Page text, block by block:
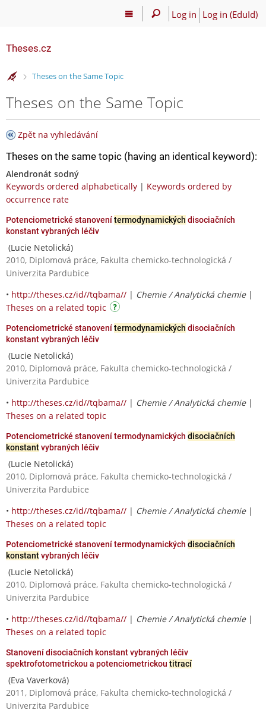
Log in Log in (EduId)
Theses.cz
>
Theses on the Same Topic
Theses on the Same Topic
Zpět na vyhledávání
Theses on the same topic (having an identical keyword):
Alendronát sodný
Keywords ordered alphabetically | Keywords ordered by
occurrence rate
Potenciometrické stanovenítermodynamických disociačních
konstant vybraných léčiv
(Lucie Netolická)
2010, Diplomová práce, Fakulta chemicko-technologická /
Univerzita Pardubice
• http://theses.cz/id//tqbama// | Chemie / Analytická chemie|
Theses on a related topic
Potenciometrické stanovenítermodynamických disociačních
konstant vybraných léčiv
(Lucie Netolická)
2010, Diplomová práce, Fakulta chemicko-technologická /
Univerzita Pardubice
• http://theses.cz/id//tqbama// | Chemie / Analytická chemie|
Theses on a related topic
Potenciometrické stanovení termodynamických disociačních
konstantvybraných léčiv
(Lucie Netolická)
2010, Diplomová práce, Fakulta chemicko-technologická /
Univerzita Pardubice
• http://theses.cz/id//tqbama// | Chemie / Analytická chemie|
Theses on a related topic
Potenciometrické stanovení termodynamických disociačních
konstantvybraných léčiv
(Lucie Netolická)
2010, Diplomová práce, Fakulta chemicko-technologická /
Univerzita Pardubice
• http://theses.cz/id//tqbama// | Chemie / Analytická chemie|
Theses on a related topic
Stanovení disociačních konstant vybraných léčiv
spektrofotometrickou a potenciometrickou titrací
(Eva Vaverková)
2011, Diplomová práce, Fakulta chemicko-technologická /
Univerzita Pardubice